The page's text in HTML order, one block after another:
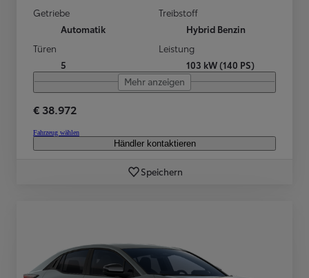
Getriebe
Automatik
Treibstoff
Hybrid Benzin
Türen
5
Leistung
103 kW (140 PS)
Mehr anzeigen
€ 38.972
Fahrzeug wählen
Händler kontaktieren
Speichern